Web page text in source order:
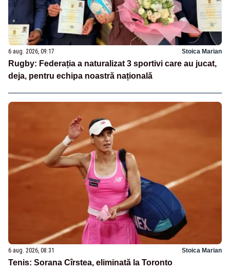
6 aug. 2026, 09:17 Stoica Marian
Rugby: Federația a naturalizat 3 sportivi care au jucat,
deja, pentru echipa noastră națională
6 aug. 2026, 08:31 Stoica Marian
Tenis: Sorana Cîrstea, eliminată la Toronto